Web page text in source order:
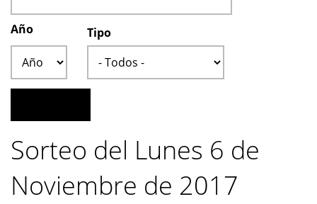
Año
Tipo
Sorteo del Lunes 6 de
Noviembre de 2017